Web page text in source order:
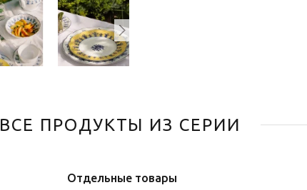
ВСЕ ПРОДУКТЫ ИЗ СЕРИИ
Отдельные товары